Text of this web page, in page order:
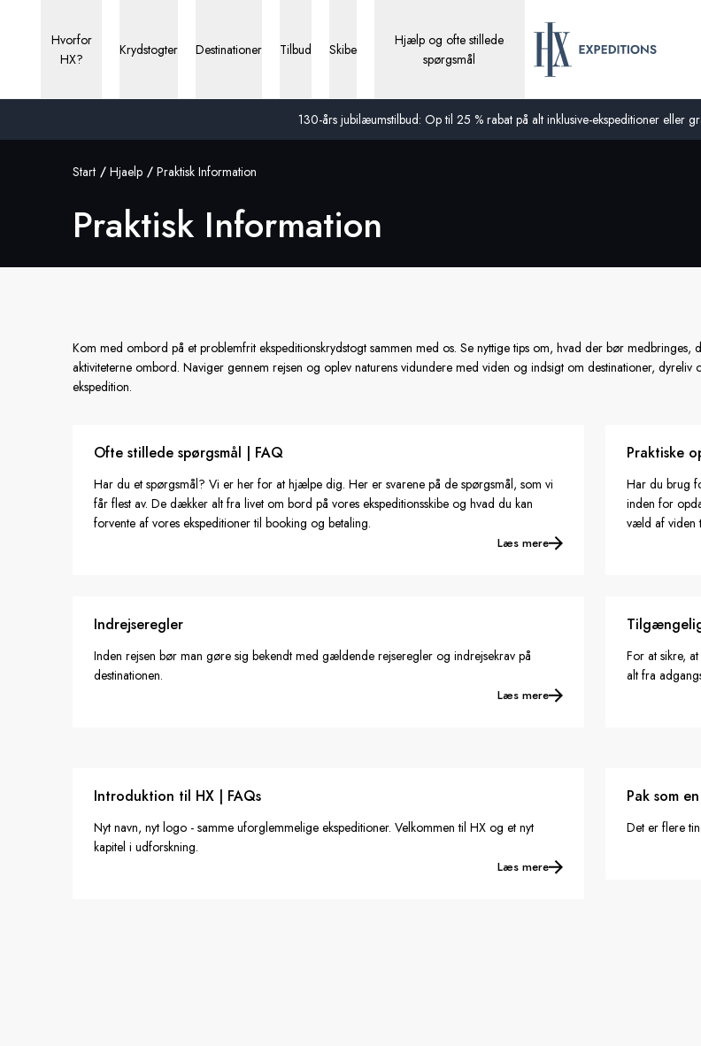
130-års jubilæumstilbud: Op til 25 % rabat på alt inklusive-ekspeditioner eller
Hvorfor
HX?
Krydstogter Destinationer Tilbud Skibe
Hjælp og ofte stillede
spørgsmål
Start Hjaelp Praktisk Information
Praktisk Information
Kom med ombord på et problemfrit ekspeditionskrydstogt sammen med os. Se nyttige tips om, hvad der bør
aktiviteterne ombord. Naviger gennem rejsen og oplev naturens vidundere med viden og indsigt om destinationer,
ekspedition.
Ofte stillede spørgsmål | FAQ
Har du et spørgsmål? Vi er her for at hjælpe dig. Her er svarene på de spørgsmål, som vi
får flest av. De dækker alt fra livet om bord på vores ekspeditionsskibe og hvad du kan
forvente af vores ekspeditioner til booking og betaling.
Læs mere
Praktiske
Har du brug
inden for
væld af viden
Indrejseregler
Inden rejsen bør man gøre sig bekendt med gældende rejseregler og indrejsekrav på
destinationen.
Læs mere
For at sikre,
alt fra
Introduktion til HX | FAQs
Nyt navn, nyt logo - samme uforglemmelige ekspeditioner. Velkommen til HX og et nyt
kapitel i udforskning.
Læs mere
Pak som
Det er flere